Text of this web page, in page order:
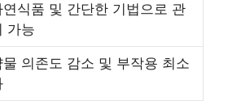
연식품 및 간단한 기법으로 관
가능
물 의존도 감소 및 부작용 최소